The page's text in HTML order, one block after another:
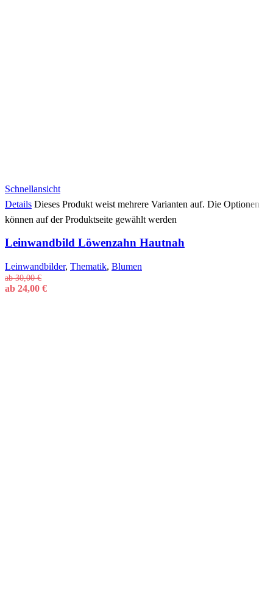
Schnellansicht
Details Dieses Produkt weist mehrere Varianten auf. Die Optionen
können auf der Produktseite gewählt werden
Leinwandbild Löwenzahn Hautnah
Leinwandbilder, Thematik, Blumen
ab30,00€
ab 24,00 €